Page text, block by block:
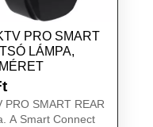
PRO SMART
LÁMPA,
PRO SMART REAR
A Smart Connect